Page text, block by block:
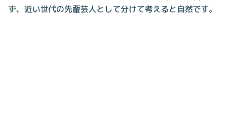
ず、近い世代の先輩芸人として分けて考えると自然です。